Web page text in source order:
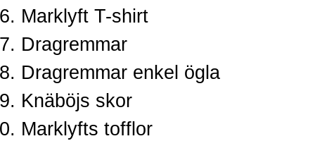
Marklyft T-shirt
Dragremmar
Dragremmar enkel ögla
Knäböjs skor
Marklyfts tofflor